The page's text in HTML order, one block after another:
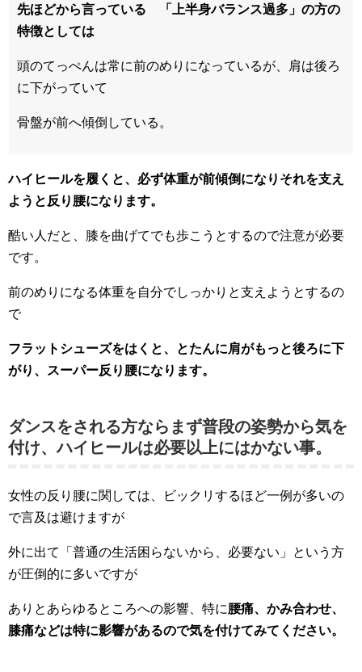
先ほどから言っている 「上半身バランス過多」の方の
特徴としては
頭のてっぺんは常に前のめりになっているが、肩は後ろ
に下がっていて
骨盤が前へ傾倒している。
ハイヒールを履くと、必ず体重が前傾倒になりそれを支え
ようと反り腰になります。
酷い人だと、膝を曲げてでも歩こうとするので注意が必要
です。
前のめりになる体重を自分でしっかりと支えようとするの
で
フラットシューズをはくと、とたんに肩がもっと後ろに下
がり、スーパー反り腰になります。
ダンスをされる方ならまず普段の姿勢から気を
付け、ハイヒールは必要以上にはかない事。
女性の反り腰に関しては、ビックリするほど一例が多いの
で言及は避けますが
外に出て「普通の生活困らないから、必要ない」という方
が圧倒的に多いですが
ありとあらゆるところへの影響、特に腰痛、かみ合わせ、
膝痛などは特に影響があるので気を付けてみてください。